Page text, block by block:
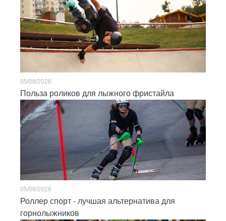
Польза роликов для лыжного фристайла
05/08/2026
Роллер спорт - лучшая альтернатива для
горнолыжников
05/08/2026